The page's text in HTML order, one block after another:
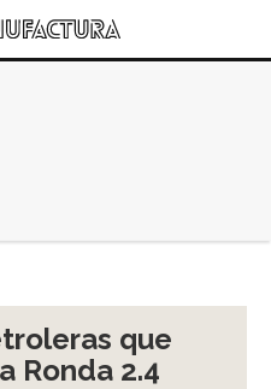
que
Ronda 2.4